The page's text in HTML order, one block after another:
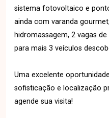
sistema fotovoltaico e
ainda com varanda
hidromassagem, 2 vagas
para mais 3 veículos
Uma excelente
sofisticação e localização
agende sua visita!